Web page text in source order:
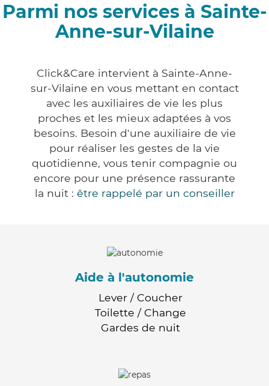
Parmi nos services à Sainte-
Anne-sur-Vilaine
Click&Care intervient à Sainte-Anne-
sur-Vilaine en vous mettant en contact
avec les auxiliaires de vie les plus
proches et les mieux adaptées à vos
besoins. Besoin d'une auxiliaire de vie
pour réaliser les gestes de la vie
quotidienne, vous tenir compagnie ou
encore pour une présence rassurante
la nuit : être rappelé par un conseiller
Aide à l'autonomie
Lever / Coucher
Toilette / Change
Gardes de nuit